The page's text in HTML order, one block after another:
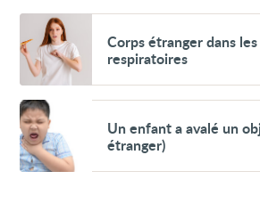
Voir
Corps
étranger
dans
les
respiratoires
Corps étranger dans
respiratoires
Voir
Un
enfant
a
avalé
Un enfant a avalé un
étranger)